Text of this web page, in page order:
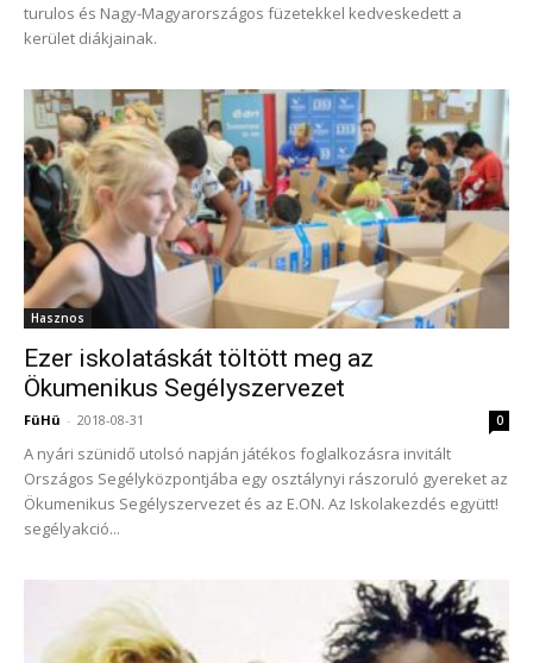
turulos és Nagy-Magyarországos füzetekkel kedveskedett a
kerület diákjainak.
Hasznos
Ezer iskolatáskát töltött meg az
Ökumenikus Segélyszervezet
FüHü - 2018-08-31 0
A nyári szünidő utolsó napján játékos foglalkozásra invitált
Országos Segélyközpontjába egy osztálynyi rászoruló gyereket az
Ökumenikus Segélyszervezet és az E.ON. Az Iskolakezdés együtt!
segélyakció...